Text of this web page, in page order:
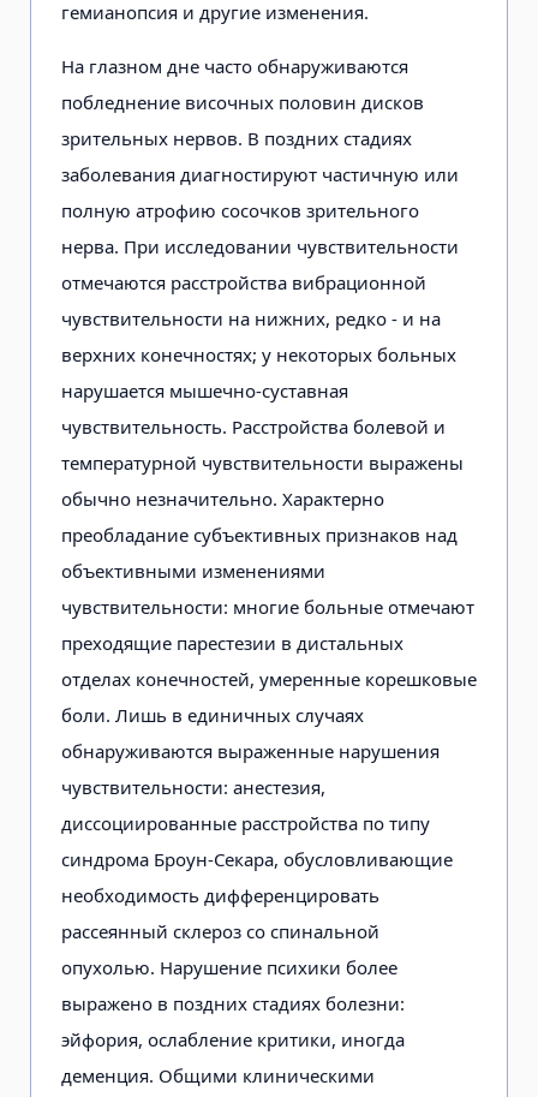
гемианопсия и другие изменения.
На глазном дне часто обнаруживаются
побледнение височных половин дисков
зрительных нервов. В поздних стадиях
заболевания диагностируют частичную или
полную атрофию сосочков зрительного
нерва. При исследовании чувствительности
отмечаются расстройства вибрационной
чувствительности на нижних, редко - и на
верхних конечностях; у некоторых больных
нарушается мышечно-суставная
чувствительность. Расстройства болевой и
температурной чувствительности выражены
обычно незначительно. Характерно
преобладание субъективных признаков над
объективными изменениями
чувствительности: многие больные отмечают
преходящие парестезии в дистальных
отделах конечностей, умеренные корешковые
боли. Лишь в единичных случаях
обнаруживаются выраженные нарушения
чувствительности: анестезия,
диссоциированные расстройства по типу
синдрома Броун-Секара, обусловливающие
необходимость дифференцировать
рассеянный склероз со спинальной
опухолью. Нарушение психики более
выражено в поздних стадиях болезни:
эйфория, ослабление критики, иногда
деменция. Общими клиническими